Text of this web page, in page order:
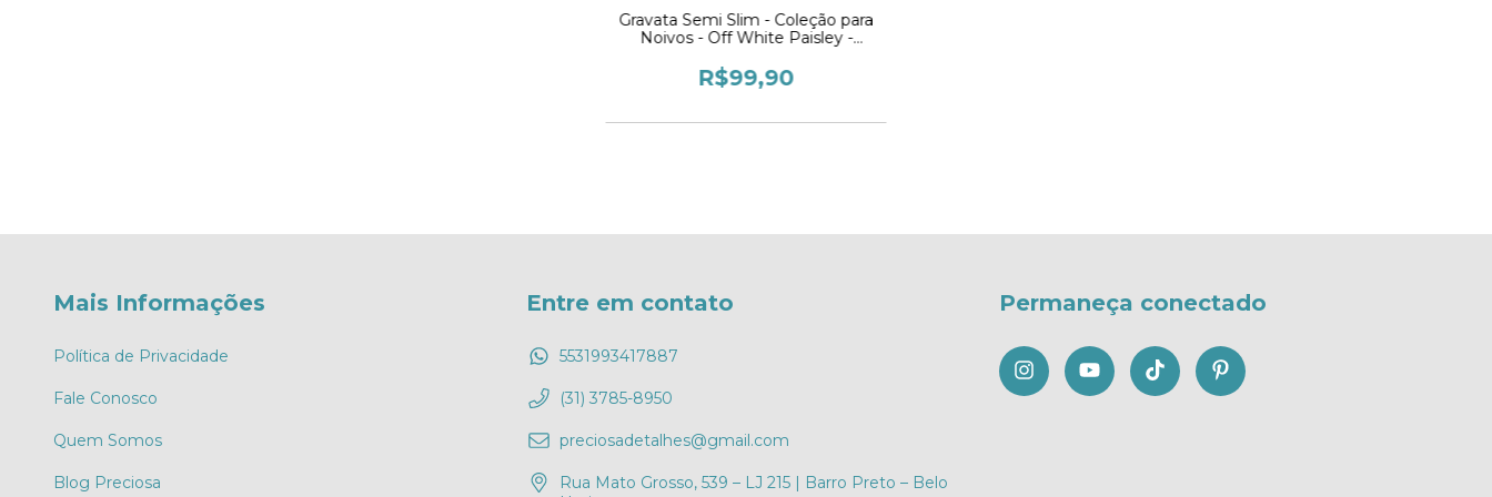
Gravata Semi Slim - Coleção para
Noivos - Off White Paisley -
R$99,90
Mais Informações
Política de Privacidade
Fale Conosco
Quem Somos
Blog Preciosa
Entre em contato
5531993417887
(31) 3785-8950
preciosadetalhes@gmail.com
Rua Mato Grosso, 539 – LJ 215 | Barro Preto – Belo
Permaneça conectado